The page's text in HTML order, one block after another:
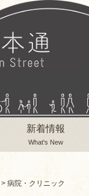
新着情報
What's New
> 病院・クリニック